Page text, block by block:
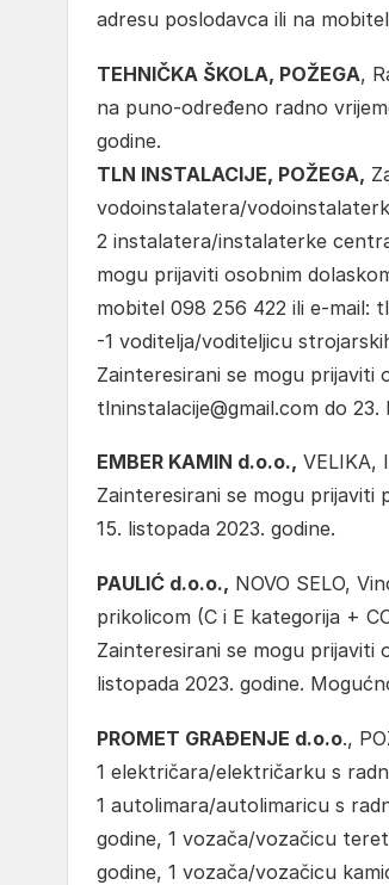
adresu poslodavca ili na
TEHNIČKA ŠKOLA, POŽEGA,
na puno-određeno radno
godine.
TLN INSTALACIJE, POŽEGA,
vodoinstalatera/
2 instalatera/instalaterke
mogu prijaviti osobnim
mobitel 098 256 422 ili e-mail:
-1 voditelja/voditeljicu
Zainteresirani se mogu prijaviti
tlninstalacije@gmail.com do 23.
EMBER KAMIN d.o.o., VELIKA,
Zainteresirani se mogu prijaviti
15. listopada 2023. godine.
PAULIĆ d.o.o., NOVO SELO,
prikolicom (C i E kategorija +
Zainteresirani se mogu prijaviti
listopada 2023. godine.
PROMET GRAĐENJE d.o.o.,
1 električara/električarku s
1 autolimara/autolimaricu s
godine, 1 vozača/vozačicu
godine, 1 vozača/vozačicu